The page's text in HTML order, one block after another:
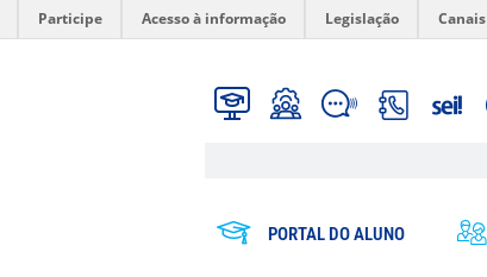
Participe Acesso à informação Legislação Canais
PORTAL DO ALUNO